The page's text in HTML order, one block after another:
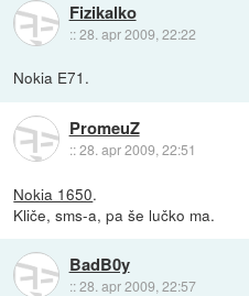
Fizikalko
::28. apr 2009, 22:22
Nokia E71.
PromeuZ
::28. apr 2009, 22:51
Nokia 1650.
Kliče, sms-a, pa še lučko ma.
BadB0y
::28. apr 2009, 22:57